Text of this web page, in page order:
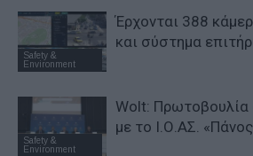
Safety &
Environment
Έρχονται 388
και σύστημα
Safety &
Environment
Wolt: Πρωτοβουλία
με το Ι.Ο.ΑΣ.